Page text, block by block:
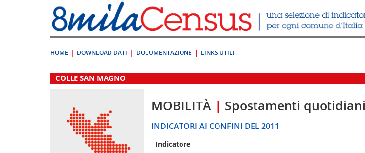
direttamente
a:
Contenuto
HOME DOWNLOAD DATI DOCUMENTAZIONE LINKS UTILI
.
COLLE SAN MAGNO
MOBILITÀ | Spostamenti quotidiani
INDICATORI AI CONFINI DEL 2011
Indicatore